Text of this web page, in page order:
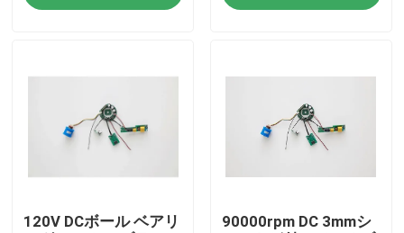
プロダクト
私達について
120V DCボール ベアリ
90000rpm DC 3mmシ